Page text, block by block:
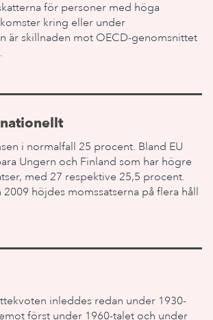
för personer med höga
kring eller under
är skillnaden mot OECD-genomsnittet
i normalfall 25 procent. Bland EU
Ungern och Finland som har högre
med 27 respektive 25,5 procent.
2009 höjdes momssatserna på flera håll
inleddes redan under 1930-
först under 1960-talet och under